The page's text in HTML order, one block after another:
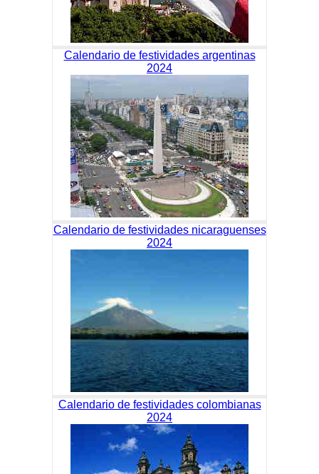
Calendario de festividades argentinas
2024
Calendario de festividades nicaraguenses
2024
Calendario de festividades colombianas
2024